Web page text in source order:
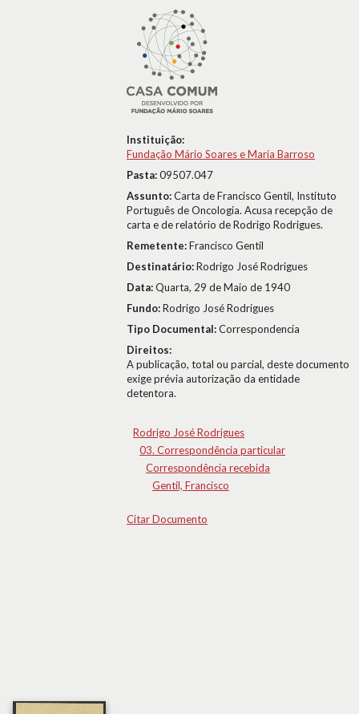
Instituição:
Fundação Mário Soares e Maria Barroso
Pasta:09507.047
Assunto:Carta de Francisco Gentil, Instituto
Português de Oncologia. Acusa recepção de
carta e de relatório de Rodrigo Rodrigues.
Remetente:Francisco Gentil
Destinatário:Rodrigo José Rodrigues
Data:Quarta, 29 de Maio de 1940
Fundo:Rodrigo José Rodrigues
Tipo Documental:Correspondencia
Direitos:
A publicação, total ou parcial, deste documento
exige prévia autorização da entidade
detentora.
Rodrigo José Rodrigues
03. Correspondência particular
Correspondência recebida
Gentil, Francisco
Citar Documento